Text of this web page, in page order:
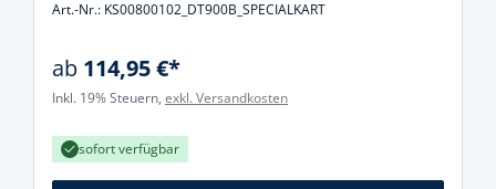
Art.-Nr.: KS00800102_DT900B_SPECIALKART
ab 114,95 €*
Inkl. 19% Steuern, exkl. Versandkosten
sofort verfügbar